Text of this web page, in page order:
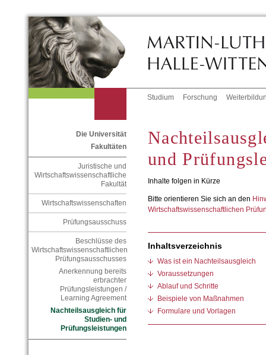
Studium Forschung
Die Universität
Fakultäten
Juristische und
Wirtschaftswissenschaftliche
Fakultät
Wirtschaftswissenschaften
Prüfungsausschuss
Beschlüsse des
Wirtschaftswissenschaftlichen
Prüfungsausschusses
Anerkennung bereits
erbrachter
Prüfungsleistungen /
Learning Agreement
Nachteilsausgleich für
Studien- und
Prüfungsleistungen
und
Inhalte folgen in Kürze
Bitte orientieren Sie sich an den
Wirtschaftswissenschaftlichen
Inhaltsverzeichnis
Was ist ein Nachteilsausgleich
Voraussetzungen
Ablauf und Schritte
Beispiele von Maßnahmen
Formulare und Vorlagen